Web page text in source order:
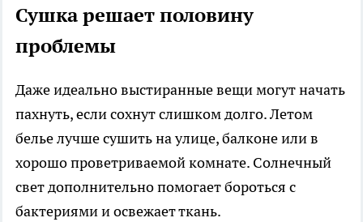
Сушка решает половину
проблемы
Даже идеально выстиранные вещи могут начать
пахнуть, если сохнут слишком долго. Летом
белье лучше сушить на улице, балконе или в
хорошо проветриваемой комнате. Солнечный
свет дополнительно помогает бороться с
бактериями и освежает ткань.